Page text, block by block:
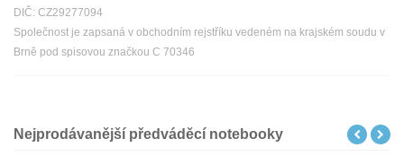
DIČ: CZ29277094
Společnost je zapsaná v obchodním rejstříku vedeném na krajském soudu v
Brně pod spisovou značkou C 70346
Nejprodávanější předváděcí notebooky